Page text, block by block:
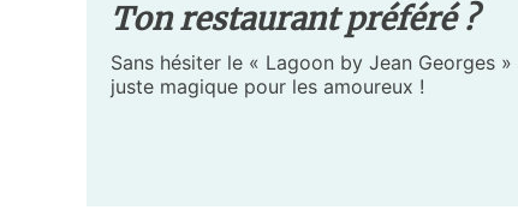
Ton restaurant préféré ?
Sans hésiter le « Lagoon by Jean Georges
juste magique pour les amoureux !